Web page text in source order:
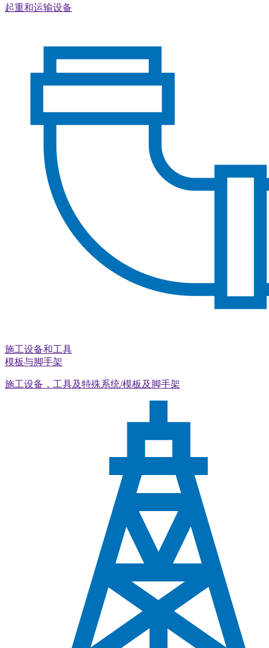
起重和运输设备
施工设备和工具
模板与脚手架
施工设备，工具及特殊系统/模板及脚手架